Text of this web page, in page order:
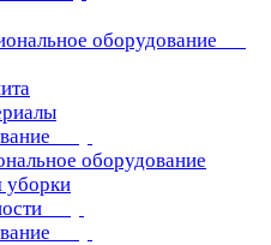
оборудование
оборудование
уборки